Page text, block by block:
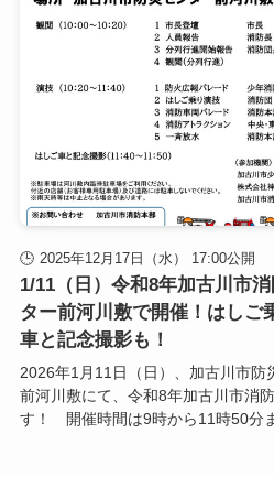
2025年12月17日（水） 17:00公開
1/11（日）令和8年加古川市
ター前河川敷で開催！はしご
車と記念撮影も！
2026年1月11日（日）、加古川市防
前河川敷にて、令和8年加古川市消
す！ 開催時間は9時から11時50分